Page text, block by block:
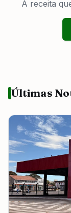
A receita
Últimas